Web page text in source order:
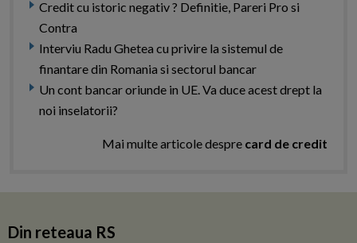
Credit cu istoric negativ ? Definitie, Pareri Pro si
Contra
Interviu Radu Ghetea cu privire la sistemul de
finantare din Romania si sectorul bancar
Un cont bancar oriunde in UE. Va duce acest drept la
noi inselatorii?
Mai multe articole despre card de credit
Din reteaua RS